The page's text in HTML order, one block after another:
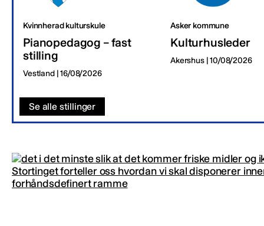
Kvinnherad kulturskule
Pianopedagog – fast
stilling
Vestland | 16/08/2026
Asker kommune
Kulturhusleder
Akershus | 10/08/2026
Se alle stillinger